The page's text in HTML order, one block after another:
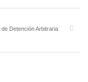
Detención Arbitraria